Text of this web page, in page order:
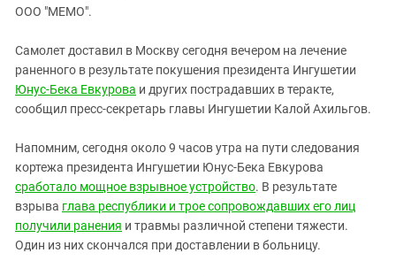
ИНАКОМЫСЛИЕ В ЧЕЧНЕ
ПРЕСЛЕДОВАНИЕ АКТИВИСТОВ
МОБИЛИЗАЦИЯ И ПРОТЕСТЫ
Дагестан
Кабардино-Балкария
Калмыкия
Краснодарский край
Нагорный Карабах
Российская Федерация
Ростовская область
ООО "МЕМО".
Самолет доставил в Москву сегодня вечером на лечение
раненного в результате покушения президента Ингушетии
Юнус-Бека Евкурова и других пострадавших в теракте,
сообщил пресс-секретарь главы Ингушетии Калой Ахильгов.
Напомним, сегодня около 9 часов утра на пути следования
кортежа президента Ингушетии Юнус-Бека Евкурова
сработало мощное взрывное устройство. В результате
взрыва глава республики и трое сопровождавших его лиц
получили ранения и травмы различной степени тяжести.
Один из них скончался при доставлении в больницу.